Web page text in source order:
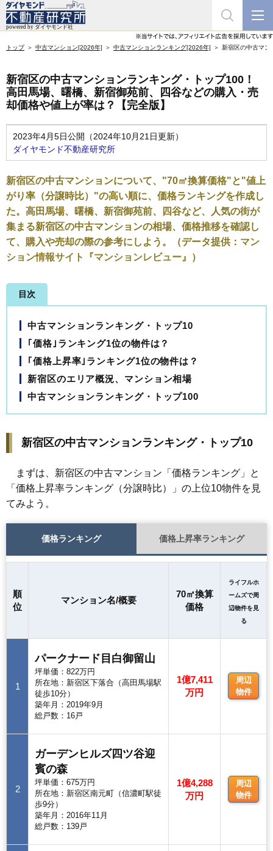
トップ 中古マンション[2026年] 中古マンションランキング[2026年] 新宿区の中古マン
新宿区の中古マンションランキング・トップ100！
高田馬場、曙橋、新宿御苑前、四谷などの購入・売
却価格や値上が率は？【完全版】
2023年4月5日公開（2024年10月21日更新）
ダイヤモンド不動産研究所
新宿区の中古マンションについて、"70㎡換算価格"と"値上
がり率（分譲時比）"の高い順に、価格ランキングを作成し
た。高田馬場、曙橋、新宿御苑前、四谷など、人気の街が
集まる新宿区の中古マンションの相場、価格推移を確認し
て、購入や売却の際の参考にしよう。（データ提供： マン
ション情報サイト『マンションレビュー』
）
目次
中古マンションランキング・トップ10
｢価格｣ランキング1位の物件は？
｢価格上昇率｣ランキング1位の物件は？
新宿区のエリア概況、マンション相場
中古マンションランキング・トップ100
新宿区の中古マンションランキング・トップ10
まずは、新宿区の中古マンション「価格ランキング」と
「価格上昇率ランキング（分譲時比）」の上位10物件を見
てみよう。
価格ランキング 価格上昇率ランキング
順
位
マンション名/概要
70㎡換算
価格
ライフルホ
ームズで周
辺物件を見
る
1
パークナード目白御留山
坪単価：822万円
所在地：新宿区下落合（高田馬場駅
徒歩10分）
築年月：2019年9月
総戸数：16戸
1億7,411
万円
周辺
物件
2
ガーデンヒルズ四ツ谷迎
賓の森
坪単価：675万円
所在地：新宿区南元町（信濃町駅徒
歩9分）
築年月：2016年11月
総戸数：139戸
1億4,288
万円
周辺
物件